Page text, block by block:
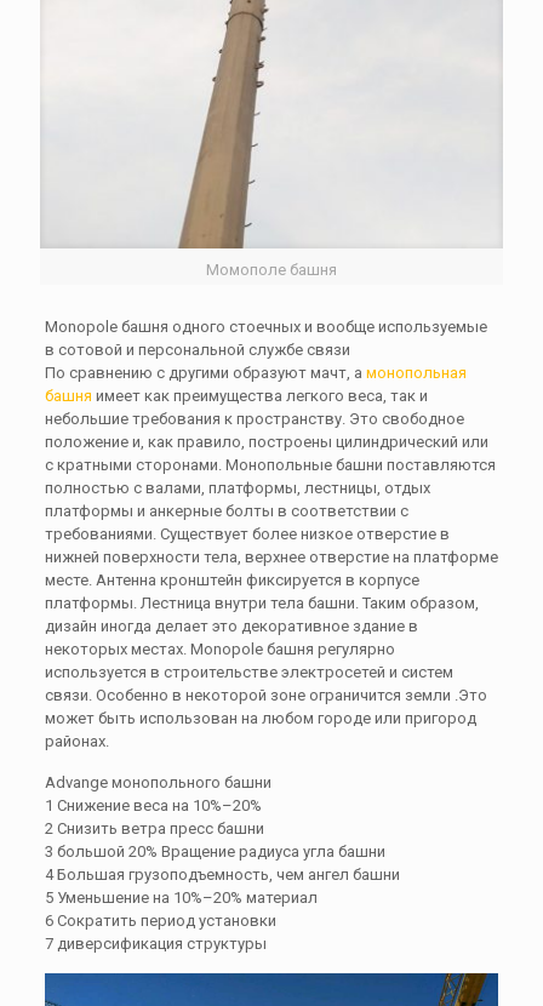
Момополе башня
Monopole башня одного стоечных и вообще используемые
в сотовой и персональной службе связи
По сравнению с другими образуют мачт, a монопольная
башня имеет как преимущества легкого веса, так и
небольшие требования к пространству. Это свободное
положение и, как правило, построены цилиндрический или
с кратными сторонами. Монопольные башни поставляются
полностью с валами, платформы, лестницы, отдых
платформы и анкерные болты в соответствии с
требованиями. Существует более низкое отверстие в
нижней поверхности тела, верхнее отверстие на платформе
месте. Антенна кронштейн фиксируется в корпусе
платформы. Лестница внутри тела башни. Таким образом,
дизайн иногда делает это декоративное здание в
некоторых местах. Monopole башня регулярно
используется в строительстве электросетей и систем
связи. Особенно в некоторой зоне ограничится земли .Это
может быть использован на любом городе или пригород
районах.
Advange монопольного башни
1 Снижение веса на 10%–20%
2 Снизить ветра пресс башни
3 большой 20% Вращение радиуса угла башни
4 Большая грузоподъемность, чем ангел башни
5 Уменьшение на 10%–20% материал
6 Сократить период установки
7 диверсификация структуры